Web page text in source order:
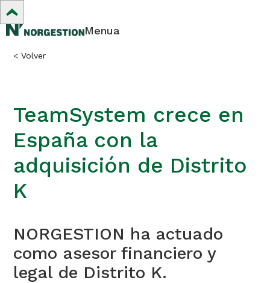
Menua
< Volver
TeamSystem crece en
España con la
adquisición de Distrito
K
NORGESTION ha actuado
como asesor financiero y
legal de Distrito K.